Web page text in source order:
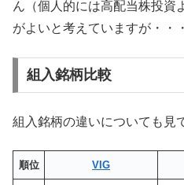
ん（個人的には高配当株投資
がよいと考えていますが・・
組入銘柄比較
組入銘柄の違いについても見
順位 VIG